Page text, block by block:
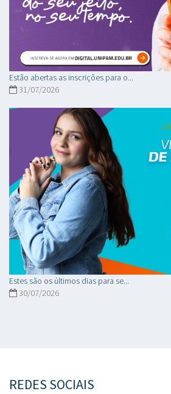
Estão abertas as inscrições para o...
31/07/2026
Estes são os últimos dias para se...
30/07/2026
REDES SOCIAIS